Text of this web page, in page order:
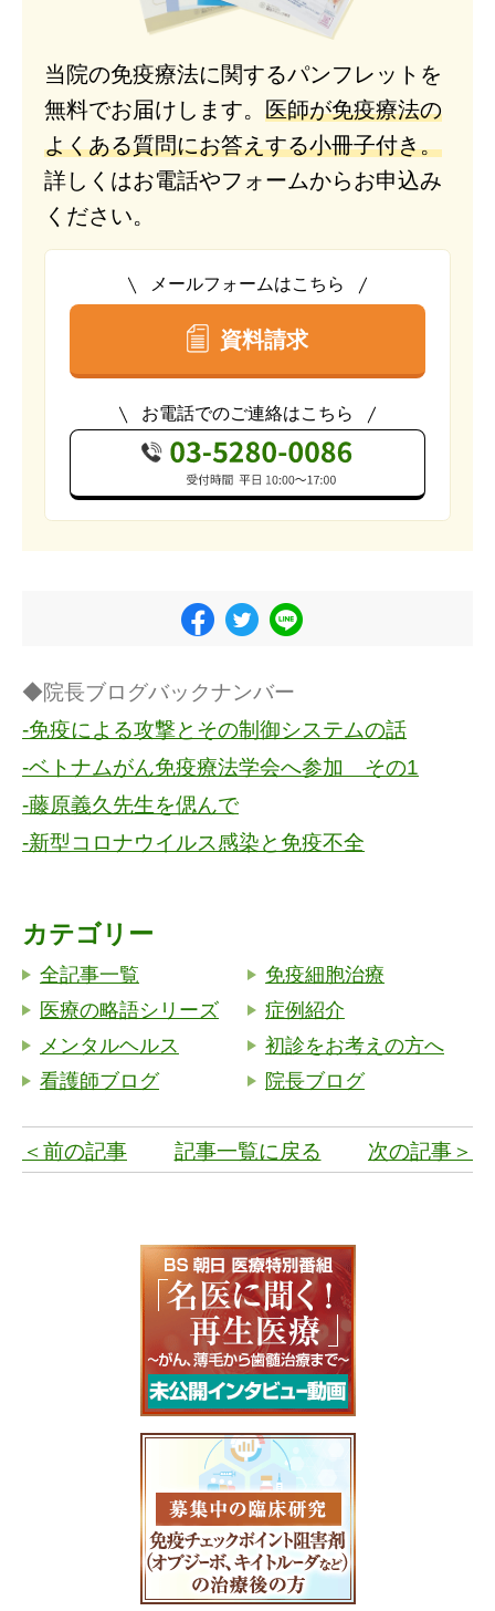
当院の免疫療法に関するパンフレットを
無料でお届けします。医師が免疫療法の
よくある質問にお答えする小冊子付き。
詳しくはお電話やフォームからお申込み
ください。
メールフォームはこちら
資料請求
お電話でのご連絡はこちら
◆院長ブログバックナンバー
-免疫による攻撃とその制御システムの話
-ベトナムがん免疫療法学会へ参加 その1
-藤原義久先生を偲んで
-新型コロナウイルス感染と免疫不全
カテゴリー
全記事一覧
免疫細胞治療
医療の略語シリーズ
症例紹介
メンタルヘルス
初診をお考えの方へ
看護師ブログ
院長ブログ
＜前の記事 記事一覧に戻る 次の記事＞